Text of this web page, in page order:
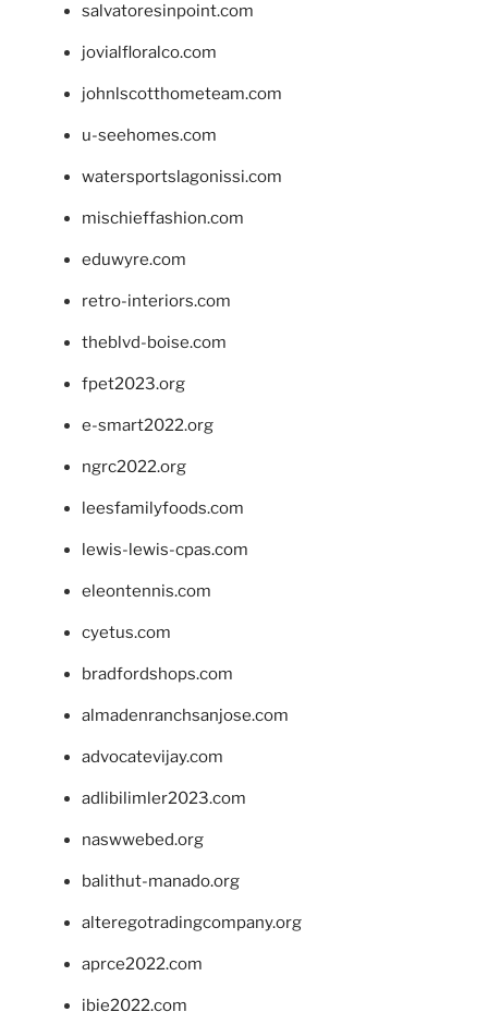
salvatoresinpoint.com
jovialfloralco.com
johnlscotthometeam.com
u-seehomes.com
watersportslagonissi.com
mischieffashion.com
eduwyre.com
retro-interiors.com
theblvd-boise.com
fpet2023.org
e-smart2022.org
ngrc2022.org
leesfamilyfoods.com
lewis-lewis-cpas.com
eleontennis.com
cyetus.com
bradfordshops.com
almadenranchsanjose.com
advocatevijay.com
adlibilimler2023.com
naswwebed.org
balithut-manado.org
alteregotradingcompany.org
aprce2022.com
ibie2022.com